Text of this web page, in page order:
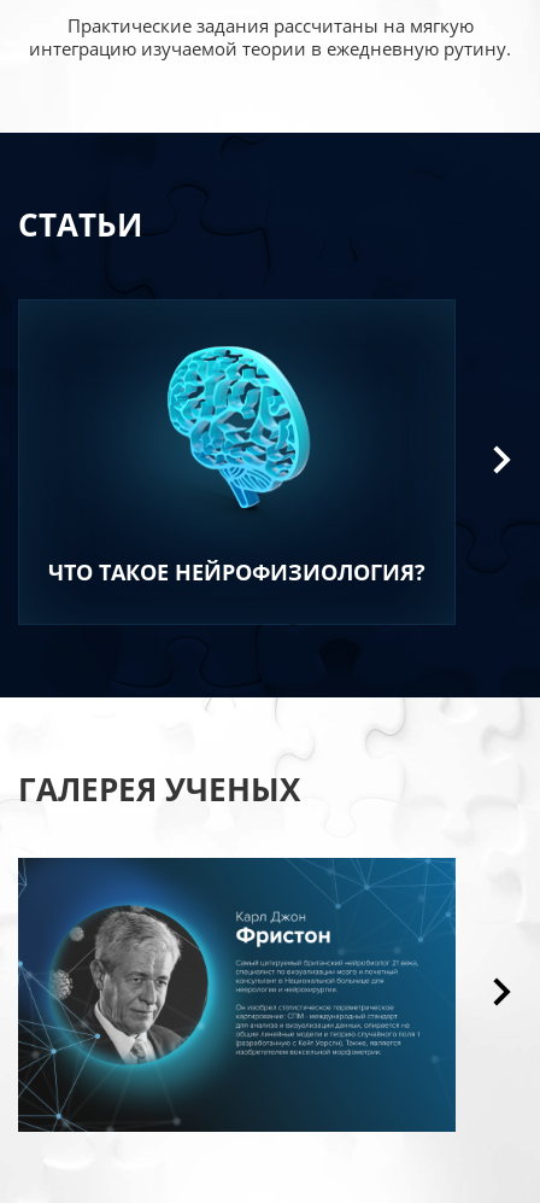
Практические задания рассчитаны на мягкую
интеграцию изучаемой теории в ежедневную рутину.
СТАТЬИ
ЧТО ТАКОЕ НЕЙРОФИЗИОЛОГИЯ?
ГАЛЕРЕЯ УЧЕНЫХ